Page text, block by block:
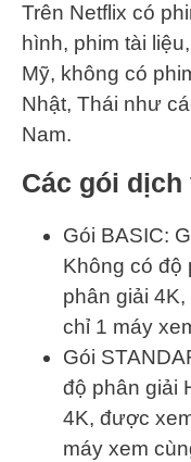
Trên Netflix có
hình, phim tài
Mỹ, không có
Nhật, Thái như
Nam.
Các gói
Gói BASIC:
Không có độ
phân giải
chỉ 1 máy
Gói
độ phân giải
4K, được
máy xem